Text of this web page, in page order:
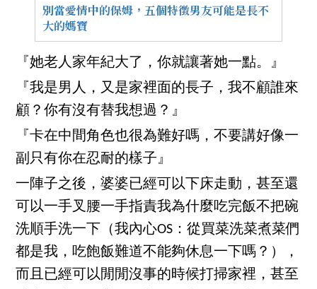
別當愛情中的保姆，五個特徵男友可能是長不
大的媽寶
『她老人家年紀大了，你就讓著她一點。』
『我是男人，又是家裡面的長子，我不顧誰來
顧？你有沒有替我想過？』
『卡在中間角色也很為難好嗎，不要講好像一
副只有你在忍耐的樣子』
一陣子之後，婆婆已經可以下床走動，甚至還
可以一手叉腰一手指責我為什麼吃完飯不把碗
洗順手洗一下（我內心OS：從買菜洗菜煮菜們
都是我，吃飽飯難道不能夠休息一下嗎？），
而且已經可以閒閒沒事的時候打掃家裡，甚至